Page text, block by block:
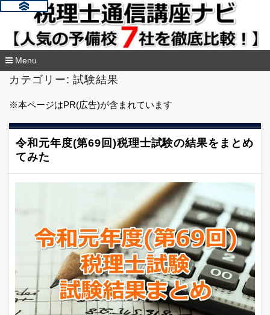
Menu
カテゴリー:試験結果
※本ページはPR(広告)が含まれています
令和元年度(第69回)税理士試験の結果をまとめ
てみた